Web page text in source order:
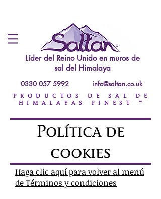
Líder del Reino Unido en muros de
sal del Himalaya
0330 057 5992 info@saltan.co.uk
PRODUCTOS DE SAL DE
HIMALAYAS FINEST ™
Política de
cookies
Haga clic aquí para volver al menú
de Términos y condiciones